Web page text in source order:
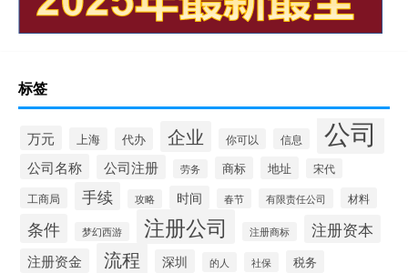
标签
万元 上海 代办 企业 你可以 信息 公司
公司名称 公司注册 劳务 商标 地址 宋代
工商局 手续 攻略 时间 春节 有限责任公司 材料
条件 梦幻西游 注册公司 注册商标 注册资本
注册资金 流程 深圳 的人 社保 税务